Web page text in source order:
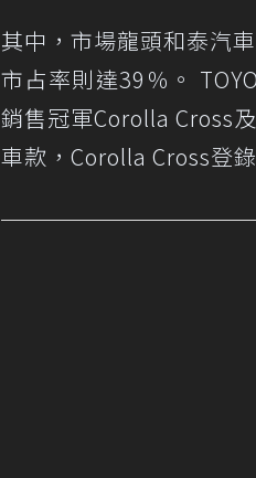
其中，市場龍頭和泰汽
市占率則達39％。
銷售冠軍Corolla Cross
車款，Corolla Cross登